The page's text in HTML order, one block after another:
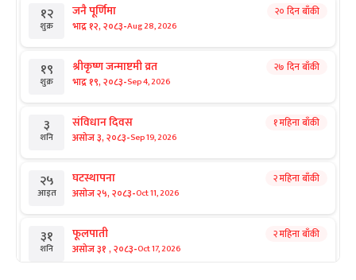
१२
शुक्र
जनै पूर्णिमा
भाद्र १२, २०८३-Aug 28, 2026
२० दिन बाँकी
१९
शुक्र
श्रीकृष्ण जन्माष्टमी व्रत
भाद्र १९, २०८३-Sep 4, 2026
२७ दिन बाँकी
३
शनि
संविधान दिवस
असोज ३, २०८३-Sep 19, 2026
१ महिना बाँकी
२५
आइत
घटस्थापना
असोज २५, २०८३-Oct 11, 2026
२ महिना बाँकी
३१
शनि
फूलपाती
असोज ३१ , २०८३-Oct 17, 2026
२ महिना बाँकी